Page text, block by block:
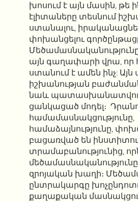
խոսում է այն մասին, թե
էլիտաները տեսնում
ստանալու,
փոխանցելու
այն գաղափարի վրա, որ
ստանում է ամեն ինչ: Այն
իշխանության
նաև
ցանկացած մոդել։
համամասնակցությունը,
համաձայնությունը,
բացառված են
տրամաբանությունից,
զրոյական խաղի։
ընտրակարգը
քաղաքական